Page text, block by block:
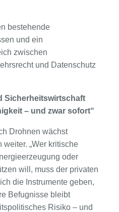
bestehende
und ein
zwischen
und Datenschutz
Sicherheitswirtschaft
– und zwar sofort“
Drohnen wächst
weiter. „Wer kritische
oder
will, muss der privaten
die Instrumente geben,
Befugnisse bleibt
Risiko – und